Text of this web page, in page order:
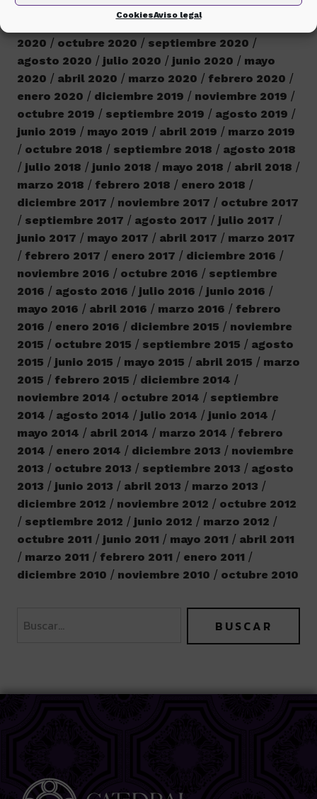
CookiesAviso legal
enero 2022
diciembre 2021
noviembre 2021
2020
octubre 2020
septiembre 2020
agosto 2020
julio 2020 junio 2020
mayo
2020
abril 2020 marzo 2020
febrero 2020
enero 2020
diciembre 2019
noviembre 2019
octubre 2019
septiembre 2019
agosto 2019
junio 2019
mayo 2019 abril 2019
marzo 2019
octubre 2018
septiembre 2018
agosto 2018
julio 2018
junio 2018 mayo 2018
abril 2018
marzo 2018
febrero 2018
enero 2018
diciembre 2017
noviembre 2017
octubre 2017
septiembre 2017
agosto 2017
julio 2017
junio 2017
mayo 2017 abril 2017
marzo 2017
febrero 2017
enero 2017
diciembre 2016
noviembre 2016
octubre 2016
septiembre
2016
agosto 2016 julio 2016
junio 2016
mayo 2016
abril 2016 marzo 2016
febrero
2016
enero 2016 diciembre 2015
noviembre
2015
octubre 2015 septiembre 2015
agosto
2015
junio 2015 mayo 2015 abril 2015
marzo
2015
febrero 2015
diciembre 2014
noviembre 2014
octubre 2014
septiembre
2014
agosto 2014 julio 2014
junio 2014
mayo 2014
abril 2014 marzo 2014
febrero
2014
enero 2014 diciembre 2013
noviembre
2013
octubre 2013 septiembre 2013
agosto
2013
junio 2013 abril 2013
marzo 2013
diciembre 2012
noviembre 2012
octubre 2012
septiembre 2012
junio 2012
marzo 2012
octubre 2011
junio 2011 mayo 2011
abril 2011
marzo 2011
febrero 2011
enero 2011
diciembre 2010
noviembre 2010 octubre 2010